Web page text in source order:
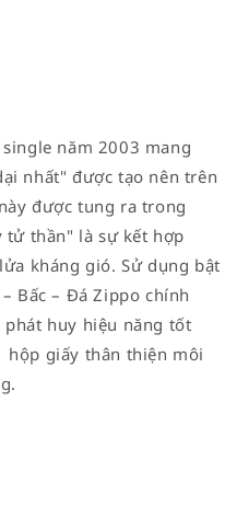
năm 2003 mang
nhất" được tạo nên trên
được tung ra trong
thần" là sự kết hợp
kháng gió. Sử dụng bật
Bấc – Đá Zippo chính
phát huy hiệu năng tốt
hộp giấy thân thiện môi